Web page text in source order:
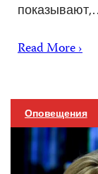
Read More ›
Оповещения